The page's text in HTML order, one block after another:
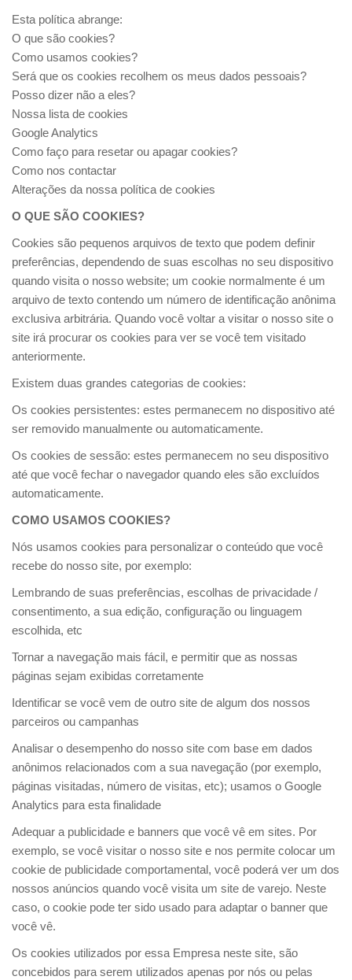
Esta política abrange:
O que são cookies?
Como usamos cookies?
Será que os cookies recolhem os meus dados pessoais?
Posso dizer não a eles?
Nossa lista de cookies
Google Analytics
Como faço para resetar ou apagar cookies?
Como nos contactar
Alterações da nossa política de cookies
O QUE SÃO COOKIES?
Cookies são pequenos arquivos de texto que podem definir
preferências, dependendo de suas escolhas no seu dispositivo
quando visita o nosso website; um cookie normalmente é um
arquivo de texto contendo um número de identificação anônima
exclusiva arbitrária. Quando você voltar a visitar o nosso site o
site irá procurar os cookies para ver se você tem visitado
anteriormente.
Existem duas grandes categorias de cookies:
Os cookies persistentes: estes permanecem no dispositivo até
ser removido manualmente ou automaticamente.
Os cookies de sessão: estes permanecem no seu dispositivo
até que você fechar o navegador quando eles são excluídos
automaticamente.
COMO USAMOS COOKIES?
Nós usamos cookies para personalizar o conteúdo que você
recebe do nosso site, por exemplo:
Lembrando de suas preferências, escolhas de privacidade /
consentimento, a sua edição, configuração ou linguagem
escolhida, etc
Tornar a navegação mais fácil, e permitir que as nossas
páginas sejam exibidas corretamente
Identificar se você vem de outro site de algum dos nossos
parceiros ou campanhas
Analisar o desempenho do nosso site com base em dados
anônimos relacionados com a sua navegação (por exemplo,
páginas visitadas, número de visitas, etc); usamos o Google
Analytics para esta finalidade
Adequar a publicidade e banners que você vê em sites. Por
exemplo, se você visitar o nosso site e nos permite colocar um
cookie de publicidade comportamental, você poderá ver um dos
nossos anúncios quando você visita um site de varejo. Neste
caso, o cookie pode ter sido usado para adaptar o banner que
você vê.
Os cookies utilizados por essa Empresa neste site, são
concebidos para serem utilizados apenas por nós ou pelas